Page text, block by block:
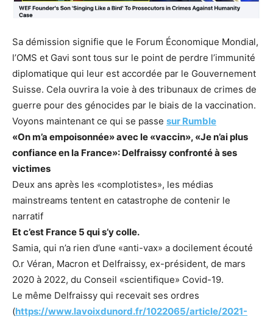
Sa démission signifie que le Forum Économique Mondial,
l’OMS et Gavi sont tous sur le point de perdre l’immunité
diplomatique qui leur est accordée par le Gouvernement
Suisse. Cela ouvrira la voie à des tribunaux de crimes de
guerre pour des génocides par le biais de la vaccination.
Voyons maintenant ce qui se passe sur Rumble
«On m’a empoisonnée» avec le «vaccin», «Je n’ai plus
confiance en la France»: Delfraissy confronté à ses
victimes
Deux ans après les «complotistes», les médias
mainstreams tentent en catastrophe de contenir le
narratif
Et c’est France 5 qui s’y colle.
Samia, qui n’a rien d’une «anti-vax» a docilement écouté
O.r Véran, Macron et Delfraissy, ex-président, de mars
2020 à 2022, du Conseil «scientifique» Covid-19.
Le même Delfraissy qui recevait ses ordres
(https://www.lavoixdunord.fr/1022065/article/2021-